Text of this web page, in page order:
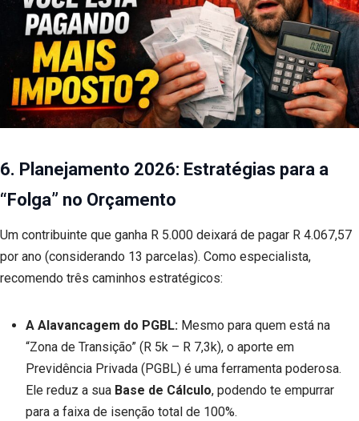
6. Planejamento 2026: Estratégias para a
“Folga” no Orçamento
Um contribuinte que ganha R 5.000 deixará de pagar R 4.067,57
por ano (considerando 13 parcelas). Como especialista,
recomendo três caminhos estratégicos:
A Alavancagem do PGBL: Mesmo para quem está na
“Zona de Transição” (R 5k – R 7,3k), o aporte em
Previdência Privada (PGBL) é uma ferramenta poderosa.
Ele reduz a sua Base de Cálculo, podendo te empurrar
para a faixa de isenção total de 100%.